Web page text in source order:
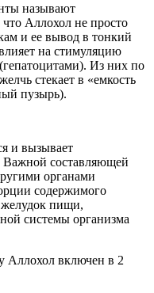
называют
Аллохол не просто
и ее вывод в тонкий
на стимуляцию
Из них по
стекает в «емкость
пузырь).
и вызывает
Важной составляющей
органами
содержимого
желудок пищи,
системы организма
Аллохол включен в 2